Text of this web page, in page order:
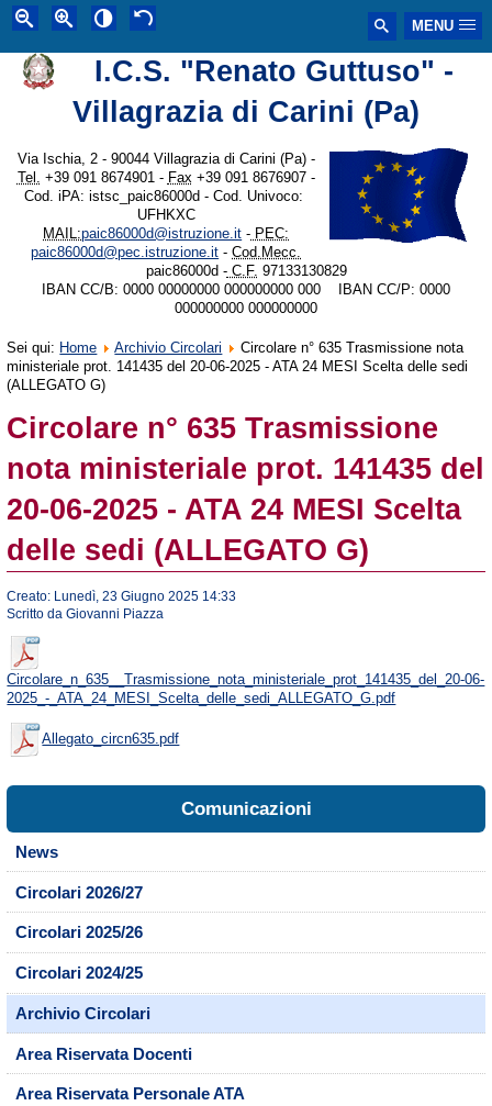
MENU
I.C.S. "Renato Guttuso" -
Villagrazia di Carini (Pa)
Via Ischia, 2 - 90044 Villagrazia di Carini (Pa) -
Tel.
+39 091 8674901 - Fax +39 091 8676907 -
Cod. iPA: istsc_paic86000d - Cod. Univoco:
UFHKXC
MAIL:paic86000d@istruzione.it - PEC:
paic86000d@pec.istruzione.it -Cod.Mecc.
paic86000d -C.F. 97133130829
IBAN CC/B: 0000 00000000 000000000 000 IBAN CC/P: 0000
000000000 000000000
Sei qui: Home Archivio Circolari
Circolare n° 635 Trasmissione nota
ministeriale prot. 141435 del 20-06-2025 - ATA 24 MESI Scelta delle sedi
(ALLEGATO G)
Circolare n° 635 Trasmissione
nota ministeriale prot. 141435 del
20-06-2025 - ATA 24 MESI Scelta
delle sedi (ALLEGATO G)
Creato: Lunedì, 23 Giugno 2025 14:33
Scritto da Giovanni Piazza
Circolare_n_635__Trasmissione_nota_ministeriale_prot_141435_del_20-06-
2025_-_ATA_24_MESI_Scelta_delle_sedi_ALLEGATO_G.pdf
Allegato_circn635.pdf
Comunicazioni
News
Circolari 2026/27
Circolari 2025/26
Circolari 2024/25
Archivio Circolari
Area Riservata Docenti
Area Riservata Personale ATA